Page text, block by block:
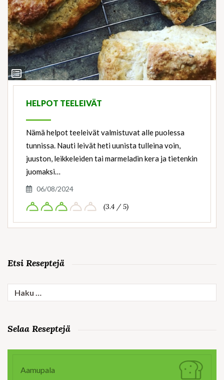
View
Ingredients
HELPOT TEELEIVÄT
Nämä helpot teeleivät valmistuvat alle puolessa
tunnissa. Nauti leivät heti uunista tulleina voin,
juuston, leikkeleiden tai marmeladin kera ja tietenkin
juomaksi…
06/08/2024
(3.4 / 5)
Etsi Reseptejä
Selaa Reseptejä
Aamupala